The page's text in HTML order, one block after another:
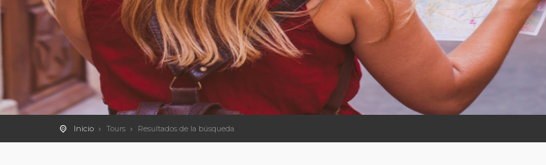
Inicio Tours Resultados de la búsqueda